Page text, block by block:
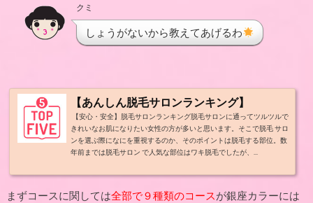
クミ
しょうがないから教えてあげるわ
【あんしん脱毛サロンランキング】
【安心・安全】脱毛サロンランキング脱毛サロンに通ってツルツルで
きれいなお肌になりたい女性の方が多いと思います。そこで脱毛 サロ
ンを選ぶ際になにを重視するのか、そのポイントは脱毛する部位。数
年前までは脱毛サロン で人気な部位はワキ脱毛でしたが、...
まずコースに関しては全部で９種類のコースが銀座カラーには